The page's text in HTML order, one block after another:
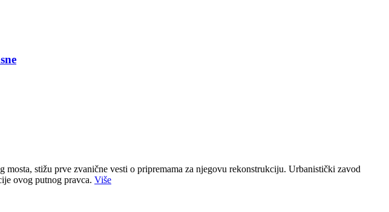
stižu prve zvanične vesti o pripremama za njegovu rekonstrukciju. Urbanistički zavod
ovog putnog pravca. Više